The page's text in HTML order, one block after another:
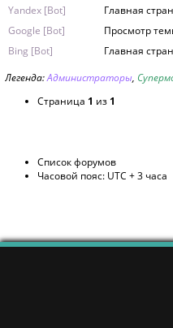
Yandex [Bot]
Главная
Google [Bot]
Просмотр
Bing [Bot]
Главная
Легенда:Администраторы,
Страница 1 из 1
Список форумов
Часовой пояс: UTC + 3 часа